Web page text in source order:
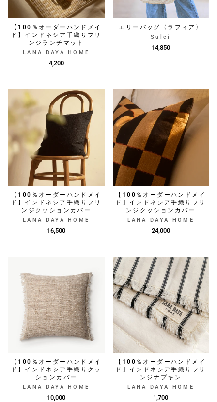
【100％オーダーハンドメイ
ド】インドネシア手織りフリ
ンジランチマット
LANA DAYA HOME
4,200
エリーバッグ〈ラフィア〉
Sulci
14,850
【100％オーダーハンドメイ
ド】インドネシア手織りフリ
ンジクッションカバー
LANA DAYA HOME
16,500
【100％オーダーハンドメイ
ド】インドネシア手織りフリ
ンジクッションカバー
LANA DAYA HOME
24,000
【100％オーダーハンドメイ
ド】インドネシア手織りクッ
ションカバー
LANA DAYA HOME
10,000
【100％オーダーハンドメイ
ド】インドネシア手織りフリ
ンジナプキン
LANA DAYA HOME
1,700